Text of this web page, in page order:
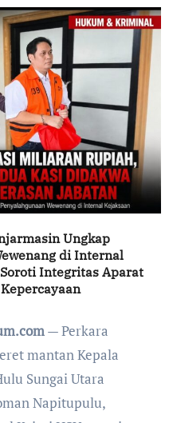
Ungkap
di Internal
Integritas Aparat
— Perkara
mantan Kepala
Sungai Utara
Napitupulu,